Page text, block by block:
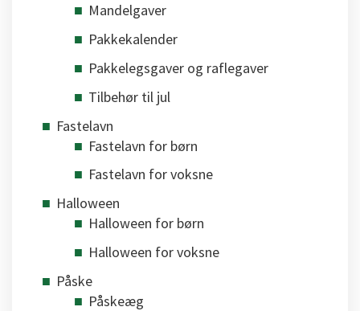
Mandelgaver
Pakkekalender
Pakkelegsgaver og raflegaver
Tilbehør til jul
Fastelavn
Fastelavn for børn
Fastelavn for voksne
Halloween
Halloween for børn
Halloween for voksne
Påske
Påskeæg